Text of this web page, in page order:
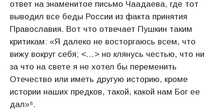
ответ на знаменитое письмо Чаадаева, где тот
выводил все беды России из факта принятия
Православия. Вот что отвечает Пушкин таким
критикам: «Я далеко не восторгаюсь всем, что
вижу вокруг себя; <…> но клянусь честью, что ни
за что на свете я не хотел бы переменить
Отечество или иметь другую историю, кроме
истории наших предков, такой, какой нам Бог ее
дал»⁶.